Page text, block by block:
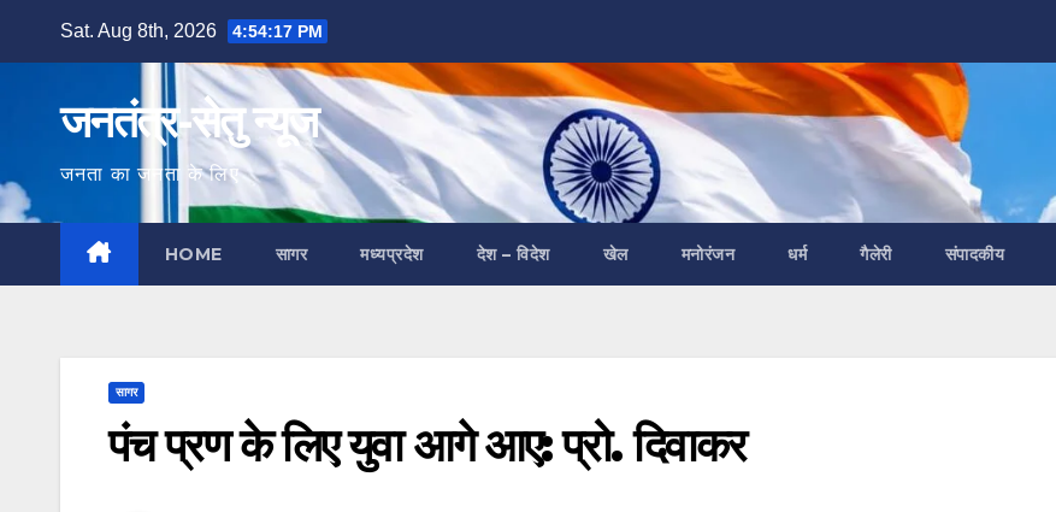
Sat. Aug 8th, 2026 4:54:18 PM
जनतंत्र-सेतु न्यूज
जनता का जनता के लिए
HOME सागर मध्यप्रदेश देश – विदेश खेल मनोरंजन धर्म गैलेरी संपादकीय
सागर
पंच प्रण के लिए युवा आगे आए: प्रो. दिवाकर